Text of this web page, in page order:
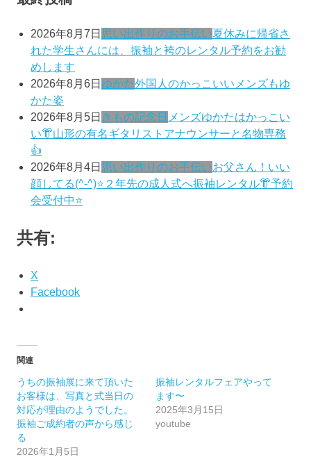
2026年8月7日 思い出作りのお手伝い夏休みに帰省さ
れた学生さんには、振袖と袴のレンタル予約をお勧
めします
2026年8月6日 ゆかた外国人のかっこいいメンズもゆ
かた姿
2026年8月5日 きもの記念日 メンズゆかたはかっこい
い👘山形の有名ギタリストアナウンサーと名物専務
👍
2026年8月4日 思い出作りのお手伝いお父さん！いい
顔してる(^-^)⭐️２年先の成人式へ振袖レンタル👘予約
会受付中⭐️
共有:
X
Facebook
関連
うちの振袖展に来て頂いた
お客様は、写真と式当日の
対応が理由のようでした。
振袖ご成約者の声から感じ
る
2026年1月5日
振袖レンタルフェアやって
ます〜
2025年3月15日
youtube